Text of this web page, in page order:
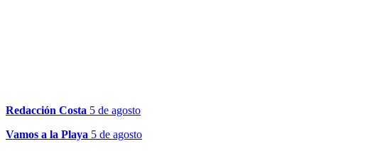
Redacción Costa 5 de agosto
Vamos a la Playa 5 de agosto